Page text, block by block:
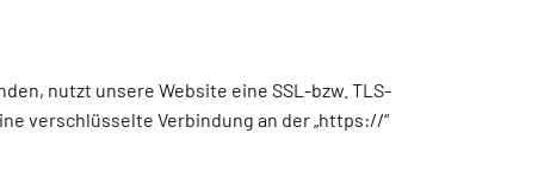
nutzt unsere Website eine SSL-bzw. TLS-
verschlüsselte Verbindung an der „https://“